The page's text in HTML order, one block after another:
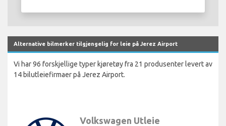
Alternative bilmerker tilgjengelig for leie på Jerez Airport
Vi har 96 forskjellige typer kjøretøy fra 21 produsenter levert av
14 bilutleiefirmaer på Jerez Airport.
Volkswagen Utleie